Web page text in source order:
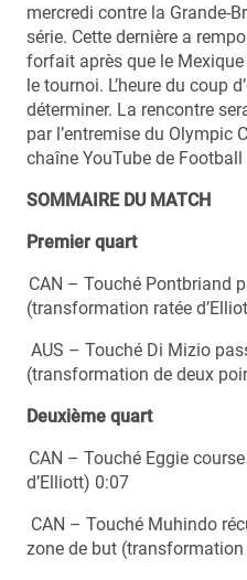
mercredi contre la Grande-
série. Cette dernière a
forfait après que le
le tournoi. L’heure du coup
déterminer. La rencontre
par l’entremise du Olympic
chaîne YouTube de Football
SOMMAIRE DU MATCH
Premier quart
CAN – Touché Pontbriand
(transformation ratée
AUS – Touché Di Mizio
(transformation de deux
Deuxième quart
CAN – Touché Eggie
d’Elliott) 0:07
CAN – Touché Muhindo
zone de but (transformation